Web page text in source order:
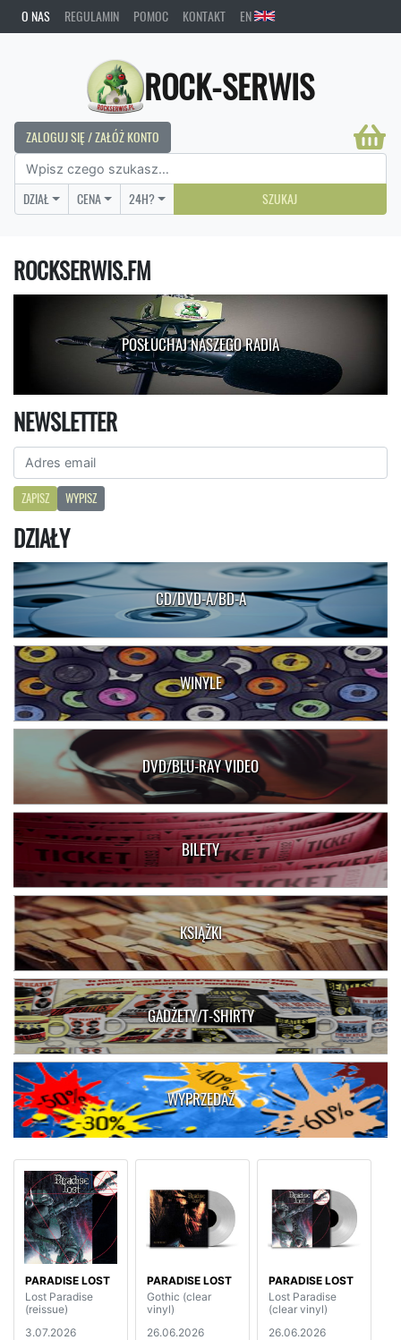
O NAS REGULAMIN POMOC KONTAKT EN
ROCK-SERWIS
ZALOGUJ SIĘ / ZAŁÓŻ KONTO
DZIAŁ CENA 24H? SZUKAJ
ROCKSERWIS.FM
POSŁUCHAJ NASZEGO RADIA
NEWSLETTER
ZAPISZ WYPISZ
DZIAŁY
CD/DVD-A/BD-A
WINYLE
DVD/BLU-RAY VIDEO
BILETY
KSIĄŻKI
GADŻETY/T-SHIRTY
WYPRZEDAŻ
PARADISE LOST
Lost Paradise
(reissue)
3.07.2026
PARADISE LOST
Gothic (clear
vinyl)
26.06.2026
PARADISE LOST
Lost Paradise
(clear vinyl)
26.06.2026